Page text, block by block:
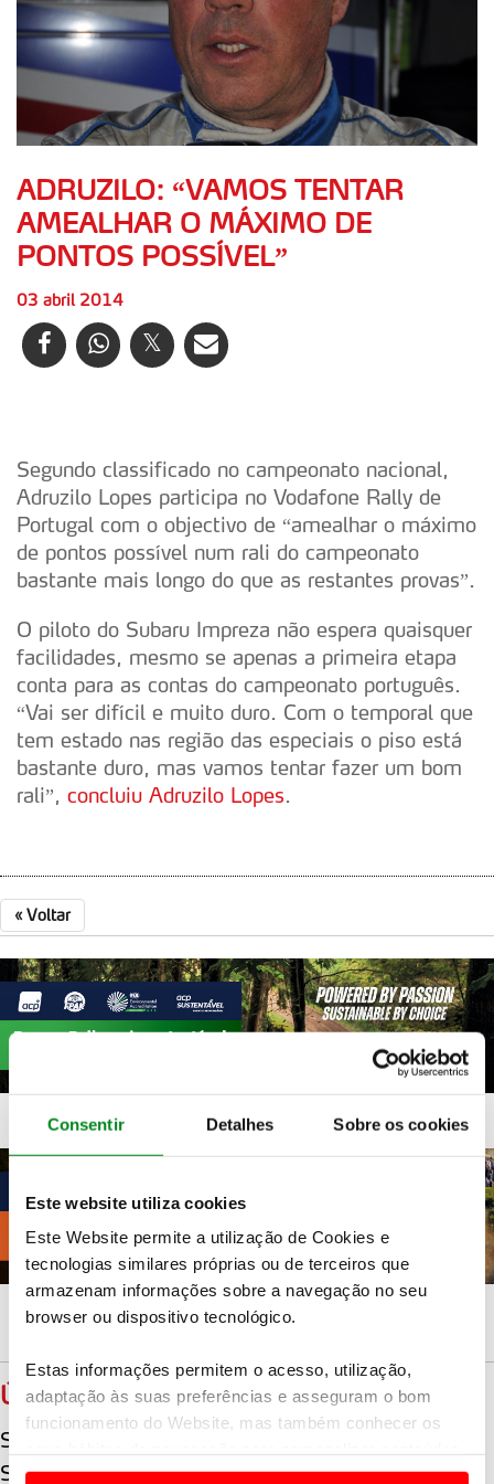
Consentir Detalhes Sobre os cookies
Este website utiliza cookies
Este Website permite a utilização de Cookies e
tecnologias similares próprias ou de terceiros que
armazenam informações sobre a navegação no seu
browser ou dispositivo tecnológico.
Estas informações permitem o acesso, utilização,
adaptação às suas preferências e asseguram o bom
funcionamento do Website, mas também conhecer os
e anúncios de modo a promover produtos e/ou serviços.
ADRUZILO: “VAMOS TENTAR
AMEALHAR O MÁXIMO DE
PONTOS POSSÍVEL”
03 abril 2014
Segundo classificado no campeonato nacional,
Adruzilo Lopes participa no Vodafone Rally de
Portugal com o objectivo de “amealhar o máximo
de pontos possível num rali do campeonato
bastante mais longo do que as restantes provas”.
O piloto do Subaru Impreza não espera quaisquer
facilidades, mesmo se apenas a primeira etapa
conta para as contas do campeonato português.
“Vai ser difícil e muito duro. Com o temporal que
tem estado nas região das especiais o piso está
bastante duro, mas vamos tentar fazer um bom
rali”, concluiu Adruzilo Lopes.
« Voltar
ÚLTIMAS
Sami Pajari alcança 2ª vitória consecutiva no WRC
Sami Pajari alcança primeira vitória no WRC